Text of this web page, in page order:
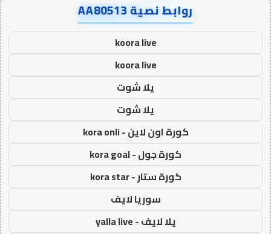
روابط نصية AA80513
koora live
koora live
يلا شوت
يلا شوت
كورة اون لاين - kora onli
كورة جول - kora goal
كورة ستار - kora star
سوريا لايف
يلا لايف - yalla live